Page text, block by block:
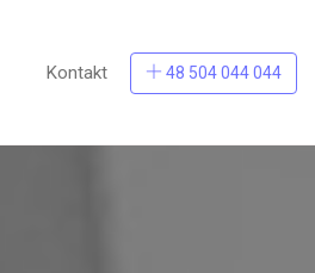
Kontakt 48 504 044 044